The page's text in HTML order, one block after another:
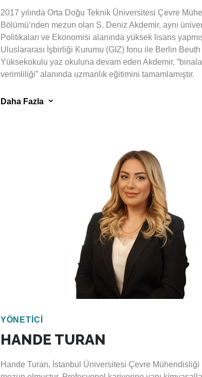
2017 yılında Orta Doğu Teknik Üniversitesi Çevre
Bölümü’nden mezun olan S. Deniz Akdemir, aynı
Politikaları ve Ekonomisi alanında yüksek lisans
Uluslararası İşbirliği Kurumu (GIZ) fonu ile Berlin Beuth
Yüksekokulu yaz okuluna devam eden Akdemir,
verimliliği” alanında uzmanlık eğitimini tamamlamıştır.
başlamış, Dünya Bankası tarafından desteklenen
Kamu Binalarında Enerji Verimliliği projesinde proje
almıştır. PMP eğitimini de tamamlayan Akdemir, çeşitli
uluslararası kurumlar tarafından finanse edilen kent ve
enerji ve çevre yönetimi projelerinin geliştirilmesi ve
Escarus’ta İş Geliştirme Birimi’nde çalışan Akdemir,
alanlarının araştırılması ve yeni projeler geliştirilmesi
özellikle dış finansmanlı projelerde koordinatör olarak
Akdemir, 2022 yılından itibaren Escarus’ta görev
Daha Fazla 3
YÖNETİCİ
HANDE TURAN
Hande Turan, İstanbul Üniversitesi Çevre Mühendisliği